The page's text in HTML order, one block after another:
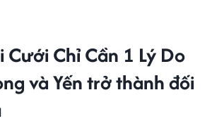
Cưới Chỉ Cần 1 Lý Do
và Yến trở thành đối